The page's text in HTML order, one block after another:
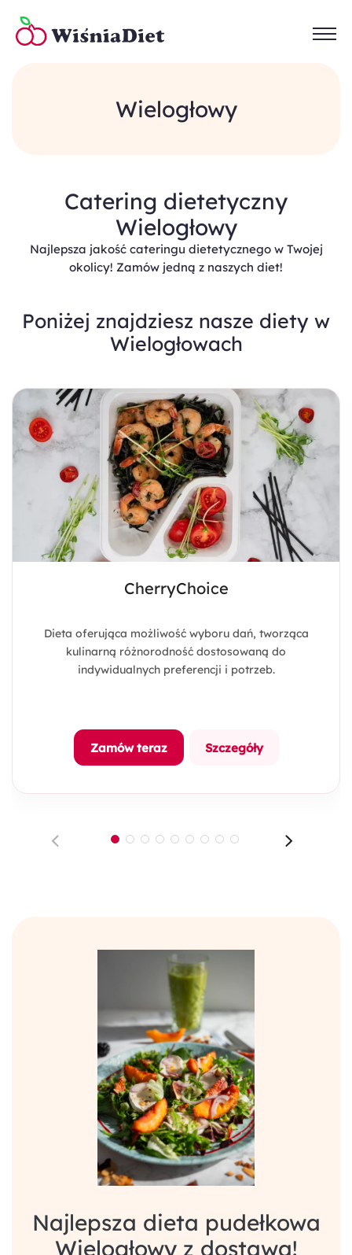
Wielogłowy
Catering dietetyczny
Wielogłowy
Najlepsza jakość cateringu dietetycznego w Twojej
okolicy! Zamów jedną z naszych diet!
Poniżej znajdziesz nasze diety w
Wielogłowach
CherryChoice
Dieta oferująca możliwość wyboru dań, tworząca
kulinarną różnorodność dostosowaną do
indywidualnych preferencji i potrzeb.
Zamów teraz Szczegóły
Najlepsza dieta pudełkowa
Wielogłowy z dostawą!